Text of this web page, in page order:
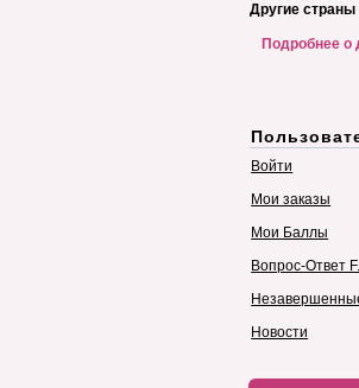
Другие страны
Подробнее о
Войти
Мои заказы
Мои Баллы
Вопрос-Ответ
Новости